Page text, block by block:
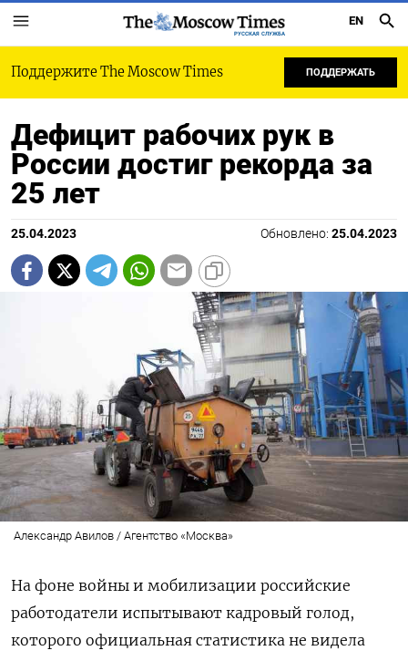
РУССКАЯ СЛУЖБА
EN
Поддержите The Moscow Times ПОДДЕРЖАТЬ
Дефицит рабочих рук в
России достиг рекорда за
25 лет
25.04.2023 Обновлено: 25.04.2023
Александр Авилов / Агентство «Москва»
На фоне войны и мобилизации российские
работодатели испытывают кадровый голод,
которого официальная статистика не видела